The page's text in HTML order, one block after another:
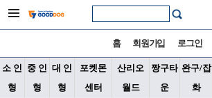
홈 회원가입 로그인
소 인
형
중 인
형
대 인
형
포켓몬
센터
산리오
월드
짱구타
운
완구/잡
화